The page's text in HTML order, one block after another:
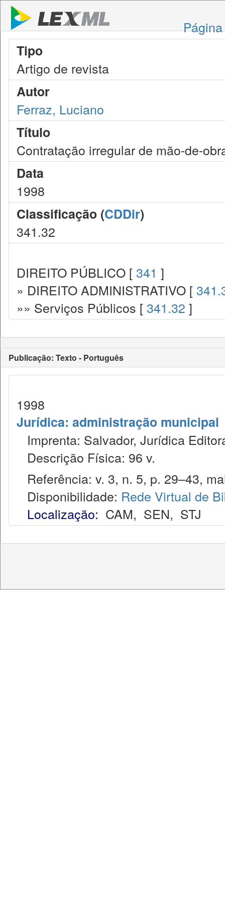
Tipo
Artigo de revista
Autor
Ferraz, Luciano
Título
Contratação irregular de mão-de-
Data
1998
Classificação (CDDir)
341.32
DIREITO PÚBLICO [ 341 ]
» DIREITO ADMINISTRATIVO [
»» Serviços Públicos [ 341.32 ]
Publicação: Texto - Português
1998
Jurídica: administração municipal
Imprenta: Salvador, Jurídica
Descrição Física: 96 v.
Referência: v. 3, n. 5, p. 29–43,
Disponibilidade: Rede Virtual de
Localização: CAM, SEN, STJ